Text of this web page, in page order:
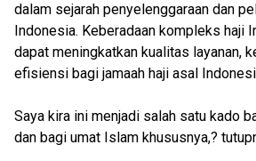
dalam sejarah penyelenggaraan dan
Indonesia. Keberadaan kompleks haji
dapat meningkatkan kualitas layanan,
efisiensi bagi jamaah haji asal
Saya kira ini menjadi salah satu kado
dan bagi umat Islam khususnya,?